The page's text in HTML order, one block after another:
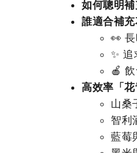
如何聰明
誰適合補
👀
✨
🍎
高效率「
山桑
智利
藍莓